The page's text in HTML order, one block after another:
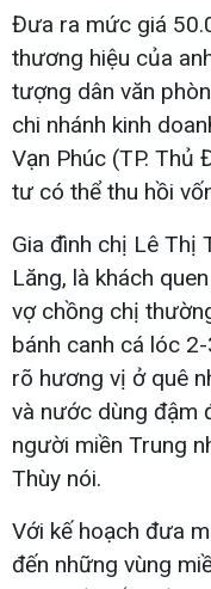
Đưa ra mức giá
thương hiệu của
tượng dân văn
chi nhánh kinh
Vạn Phúc (TP. Thủ
tư có thể thu hồi
Gia đình chị Lê Thị
Lăng, là khách
vợ chồng chị
bánh canh cá lóc
rõ hương vị ở quê
và nước dùng đậm
người miền Trung
Thùy nói.
Với kế hoạch đưa
đến những vùng